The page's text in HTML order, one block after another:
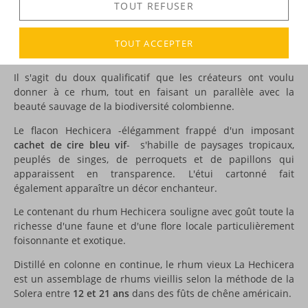
La Hechiceraest originaire de
Il s'agit du doux qualificatif que les créateurs ont voulu
donner à ce rhum, tout en faisant un parallèle avec la
beauté sauvage de la biodiversité colombienne.
Le flacon Hechicera -élégamment frappé d'un imposant
cachet de cire bleu vif- s'habille de paysages tropicaux,
peuplés de singes, de perroquets et de papillons qui
apparaissent en transparence. L'étui cartonné fait
également apparaître un décor enchanteur.
Le contenant du rhum Hechicera souligne avec goût toute la
richesse d'une faune et d'une flore locale particulièrement
foisonnante et exotique.
Distillé en colonne en continue, le rhum vieux La Hechicera
est un assemblage de rhums vieillis selon la méthode de la
Solera entre 12 et 21 ans dans des fûts de chêne américain.
TOUT REFUSER
TOUT ACCEPTER